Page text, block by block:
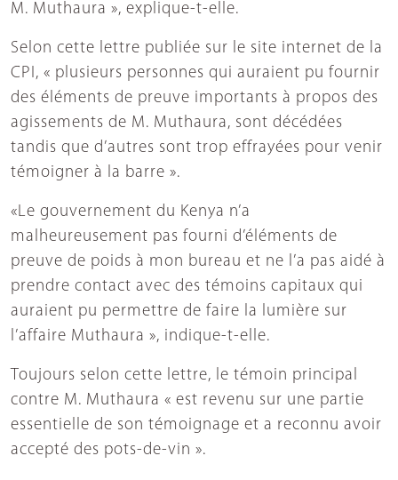
M. Muthaura », explique-t-elle.
Selon cette lettre publiée sur le site internet de la
CPI, « plusieurs personnes qui auraient pu fournir
des éléments de preuve importants à propos des
agissements de M. Muthaura, sont décédées
tandis que d’autres sont trop effrayées pour venir
témoigner à la barre ».
«Le gouvernement du Kenya n’a
malheureusement pas fourni d’éléments de
preuve de poids à mon bureau et ne l’a pas aidé à
prendre contact avec des témoins capitaux qui
auraient pu permettre de faire la lumière sur
l’affaire Muthaura », indique-t-elle.
Toujours selon cette lettre, le témoin principal
contre M. Muthaura « est revenu sur une partie
essentielle de son témoignage et a reconnu avoir
accepté des pots-de-vin ».